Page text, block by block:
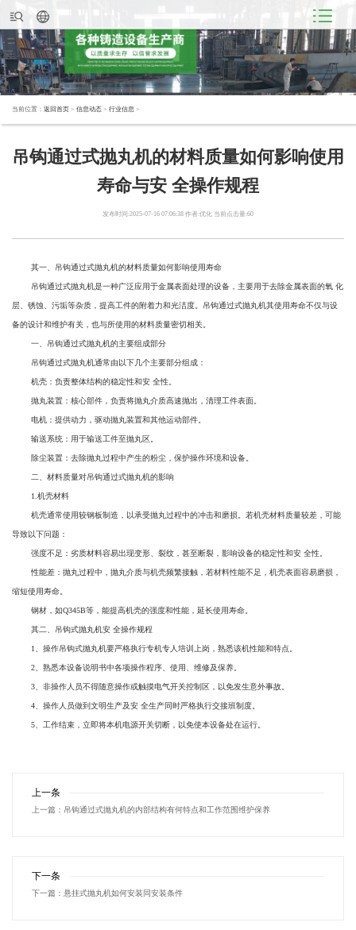
当前位置： 返回首页 > 信息动态 > 行业信息 >
吊钩通过式抛丸机的材料质量如何影响使用
寿命与安 全操作规程
发布时间:2025-07-16 07:06:38 作者:优化 当前点击量:60
其一、吊钩通过式抛丸机的材料质量如何影响使用寿命
吊钩通过式抛丸机是一种广泛应用于金属表面处理的设备，主要用于去除金属表面的氧 化
层、锈蚀、污垢等杂质，提高工件的附着力和光洁度。吊钩通过式抛丸机其使用寿命不仅与设
备的设计和维护有关，也与所使用的材料质量密切相关。
一、吊钩通过式抛丸机的主要组成部分
吊钩通过式抛丸机通常由以下几个主要部分组成：
机壳：负责整体结构的稳定性和安 全性。
抛丸装置：核心部件，负责将抛丸介质高速抛出，清理工件表面。
电机：提供动力，驱动抛丸装置和其他运动部件。
输送系统：用于输送工件至抛丸区。
除尘装置：去除抛丸过程中产生的粉尘，保护操作环境和设备。
二、材料质量对吊钩通过式抛丸机的影响
1.机壳材料
机壳通常使用较钢板制造，以承受抛丸过程中的冲击和磨损。若机壳材料质量较差，可能
导致以下问题：
强度不足：劣质材料容易出现变形、裂纹，甚至断裂，影响设备的稳定性和安 全性。
性能差：抛丸过程中，抛丸介质与机壳频繁接触，若材料性能不足，机壳表面容易磨损，
缩短使用寿命。
钢材，如Q345B等，能提高机壳的强度和性能，延长使用寿命。
其二、吊钩式抛丸机安 全操作规程
1、操作吊钩式抛丸机要严格执行专机专人培训上岗，熟悉该机性能和特点。
2、熟悉本设备说明书中各项操作程序、使用、维修及保养。
3、非操作人员不得随意操作或触摸电气开关控制区，以免发生意外事故。
4、操作人员做到文明生产及安 全生产同时严格执行交接班制度。
5、工作结束，立即将本机电源开关切断，以免使本设备处在运行。
上一篇： 吊钩通过式抛丸机的内部结构有何特点和工作范围维护保养
上一条
下一篇： 悬挂式抛丸机如何安装同安装条件
下一条